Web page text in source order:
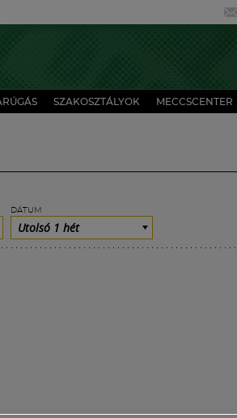
SZAKOSZTÁLYOK MECCSCENTER
DÁTUM
Utolsó 1 hét